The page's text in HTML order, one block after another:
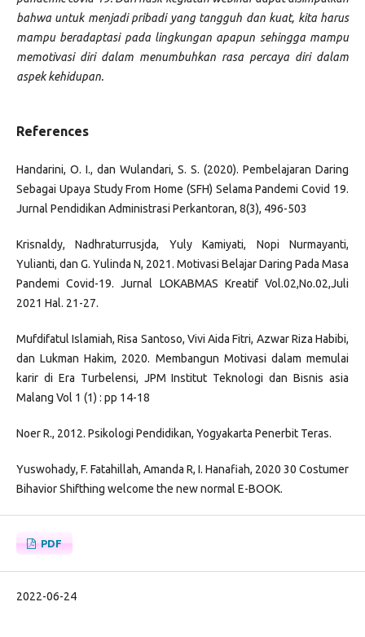
bahwa untuk menjadi pribadi yang tangguh dan kuat, kita harus
mampu beradaptasi pada lingkungan apapun sehingga mampu
memotivasi diri dalam menumbuhkan rasa percaya diri dalam
aspek kehidupan.
References
Handarini, O. I., dan Wulandari, S. S. (2020). Pembelajaran Daring
Sebagai Upaya Study From Home (SFH) Selama Pandemi Covid 19.
Jurnal Pendidikan Administrasi Perkantoran, 8(3), 496-503
Krisnaldy, Nadhraturrusjda, Yuly Kamiyati, Nopi Nurmayanti,
Yulianti, dan G. Yulinda N, 2021. Motivasi Belajar Daring Pada Masa
Pandemi Covid-19. Jurnal LOKABMAS Kreatif Vol.02,No.02,Juli
2021 Hal. 21-27.
Mufdifatul Islamiah, Risa Santoso, Vivi Aida Fitri, Azwar Riza Habibi,
dan Lukman Hakim, 2020. Membangun Motivasi dalam memulai
karir di Era Turbelensi, JPM Institut Teknologi dan Bisnis asia
Malang Vol 1 (1) : pp 14-18
Noer R., 2012. Psikologi Pendidikan, Yogyakarta Penerbit Teras.
Yuswohady, F. Fatahillah, Amanda R, I. Hanafiah, 2020 30 Costumer
Bihavior Shifthing welcome the new normal E-BOOK.
PDF
2022-06-24